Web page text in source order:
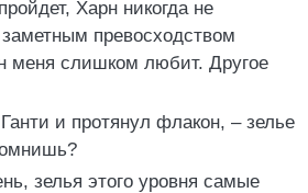
Харн никогда не
превосходством
меня слишком любит. Другое
и протянул флакон, – зелье
зелья этого уровня самые